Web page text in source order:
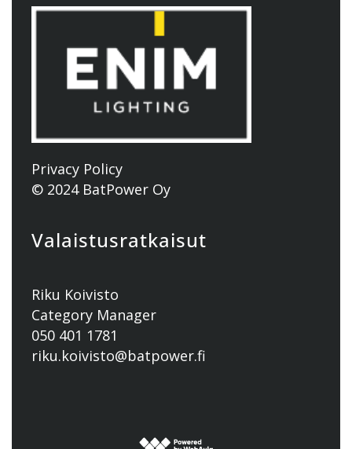
Privacy Policy
© 2024 BatPower Oy
Valaistusratkaisut
Riku Koivisto
Category Manager
050 401 1781
riku.koivisto@batpower.fi